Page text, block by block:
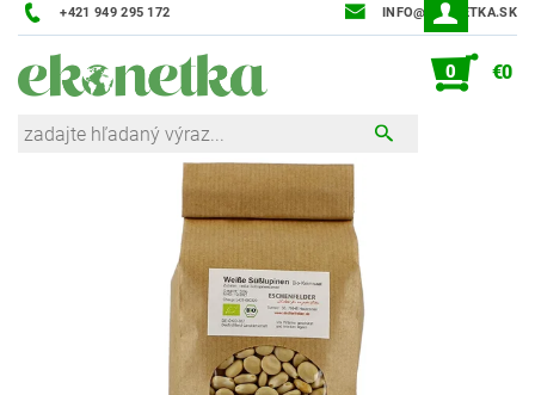
+421 949 295 172 INFO@EKONETKA.SK
0 €0